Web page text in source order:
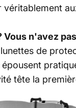
Vous n'avez
de
tête la